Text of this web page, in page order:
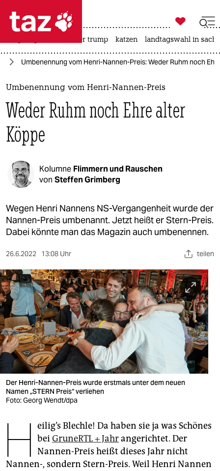
 taz zahl ich
taz zahl ich
themen
politik
öko
kultur
berlin
verlag
verlag
veranstaltungen
shop
fragen & hilfe
unterstützen
abo
genossenschaft
epaper login

taz zahl ich
usa unter trump katzen landtagswahl in
Umbenennung vom Henri-Nannen-Preis: Weder Ruhm noch
Umbenennung vom Henri-Nannen-Preis
Weder Ruhm noch Ehre alter
Köppe
Kolumne Flimmern und Rauschen
von Steffen Grimberg
Wegen Henri Nannens NS-Vergangenheit wurde der
Nannen-Preis umbenannt. Jetzt heißt er Stern-Preis.
Dabei könnte man das Magazin auch umbenennen.
26.6.2022 13:08 Uhr teilen
Der Henri-Nannen-Preis wurde erstmals unter dem neuen
Namen „STERN Preis“ verliehen
Foto: Georg Wendt/dpa
H eilig’s Blechle! Da haben sie ja was Schönes
beiGruneRTL + Jahrangerichtet. Der
Nannen-Preis heißt dieses Jahr nicht
Nannen-, sondern Stern-Preis. Weil Henri Nannen